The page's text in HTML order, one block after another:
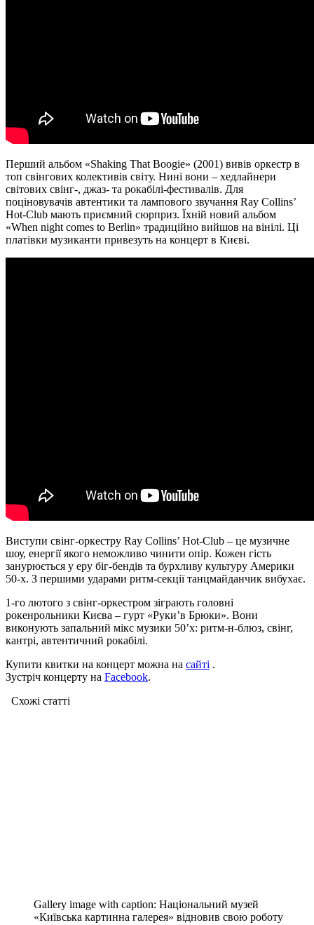
Перший альбом «Shaking That Boogie» (2001) вивів оркестр в
топ свінгових колективів світу. Нині вони – хедлайнери
світових свінг-, джаз- та рокабілі-фестивалів. Для
поціновувачів автентики та лампового звучання Ray Collins’
Hot-Club мають приємний сюрприз. Їхній новий альбом
«When night comes to Berlin» традиційно вийшов на вінілі. Ці
платівки музиканти привезуть на концерт в Києві.
Виступи свінг-оркестру Ray Collins’ Hot-Club – це музичне
шоу, енергії якого неможливо чинити опір. Кожен гість
занурюється у еру біг-бендів та бурхливу культуру Америки
50-х. З першими ударами ритм-секції танцмайданчик вибухає.
1-го лютого з свінг-оркестром зіграють головні
рокенрольники Києва – гурт «Руки’в Брюки». Вони
виконують запальний мікс музики 50’х: ритм-н-блюз, свінг,
кантрі, автентичний рокабілі.
Купити квитки на концерт можна на сайті .
Зустріч концерту на Facebook.
Схожі статтi
Gallery image with caption: Національний музей
«Київська картинна галерея» відновив свою роботу